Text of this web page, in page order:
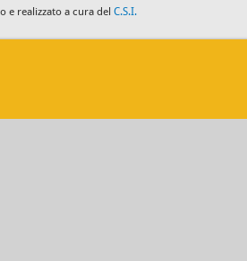
e realizzato a cura del C.S.I.